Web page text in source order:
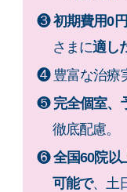
❸初期費用0円
さまに適し
❹ 豊富な治療
❺ 完全個室、
徹底配慮。
❻全国60院以
可能で、土